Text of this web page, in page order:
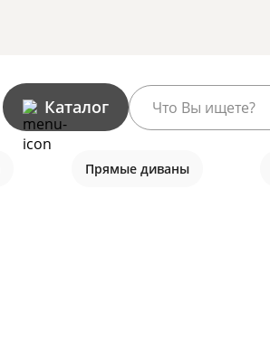
Каталог
Прямые диваны